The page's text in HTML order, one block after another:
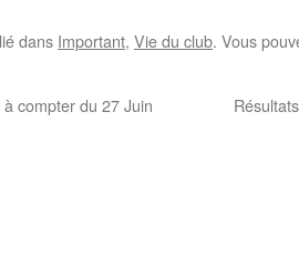
dans Important, Vie du club. Vous
à compter du 27 Juin